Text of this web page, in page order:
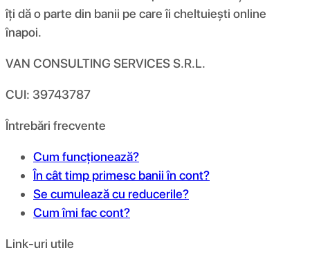
îți dă o parte din banii pe care îi cheltuiești online
înapoi.
VAN CONSULTING SERVICES S.R.L.
CUI: 39743787
Întrebări frecvente
Cum funcționează?
În cât timp primesc banii în cont?
Se cumulează cu reducerile?
Cum îmi fac cont?
Link-uri utile